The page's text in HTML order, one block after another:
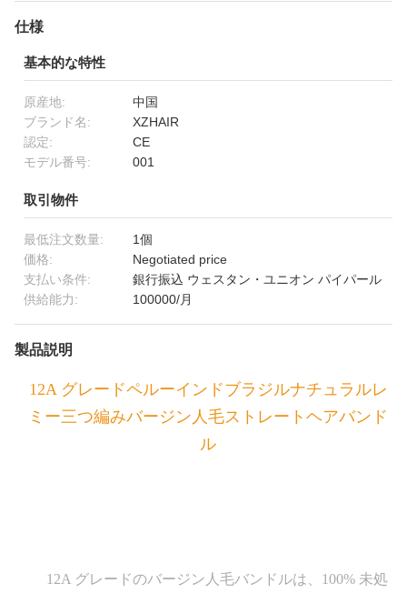
仕様
基本的な特性
原産地:
中国
ブランド名:
XZHAIR
認定:
CE
モデル番号:
001
取引物件
最低注文数量:
1個
価格:
Negotiated price
支払い条件:
銀行振込 ウェスタン・ユニオン パイパール
供給能力:
100000/月
製品説明
12A グレードペルーインドブラジルナチュラルレ
ミー三つ編みバージン人毛ストレートヘアバンド
ル
12A グレードのバージン人毛バンドルは、100% 未処